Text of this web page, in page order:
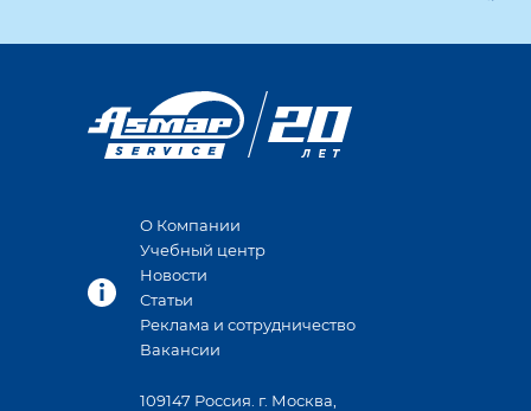
О Компании
Учебный центр
Новости
Статьи
Реклама и сотрудничество
Вакансии
109147 Россия. г. Москва,